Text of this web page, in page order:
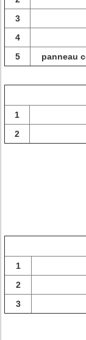
3
4
5
panneau
1
2
1
2
3